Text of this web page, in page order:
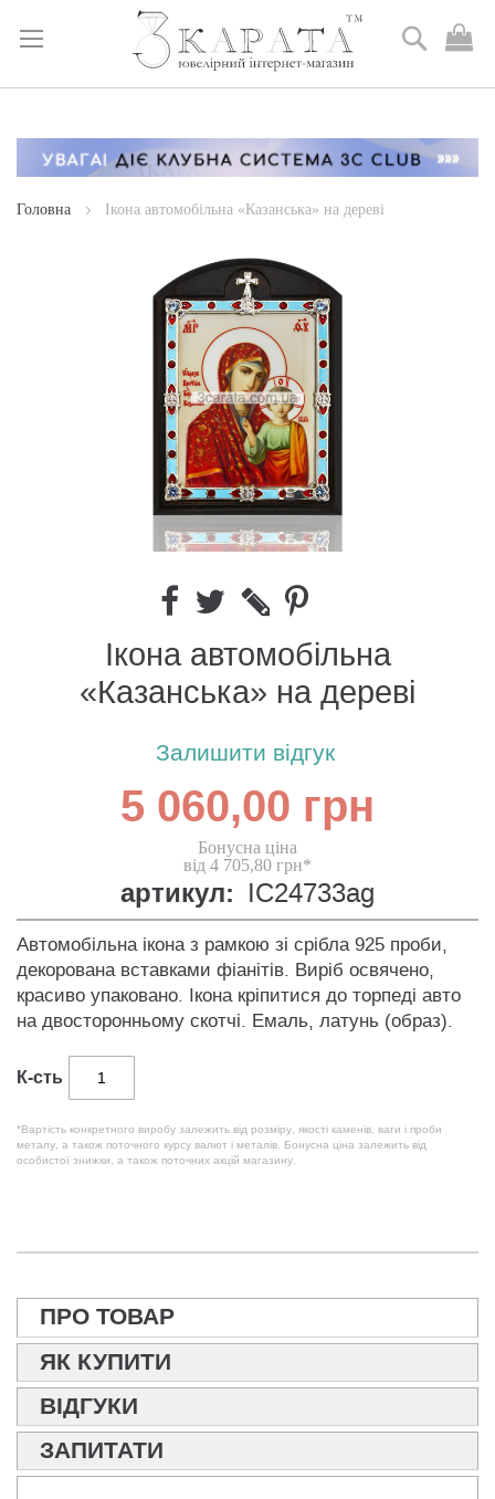
Skip
Content
Пошук
Головна Ікона автомобільна «Казанська» на дереві
Ікона автомобільна
«Казанська» на дереві
Залишити відгук
5 060,00 грн
Бонусна ціна
від 4 705,80 грн*
артикул: IC24733ag
Автомобільна ікона з рамкою зі срібла 925 проби,
декорована вставками фіанітів. Виріб освячено,
красиво упаковано. Ікона кріпитися до торпеді авто
на двосторонньому скотчі. Емаль, латунь (образ).
К-сть
*Вартість конкретного виробу залежить від розміру, якості каменів, ваги і проби
металу, а також поточного курсу валют і металів. Бонусна ціна залежить від
особистої знижки, а також поточних акцій магазину.
ПРО ТОВАР
ЯК КУПИТИ
ВІДГУКИ
ЗАПИТАТИ